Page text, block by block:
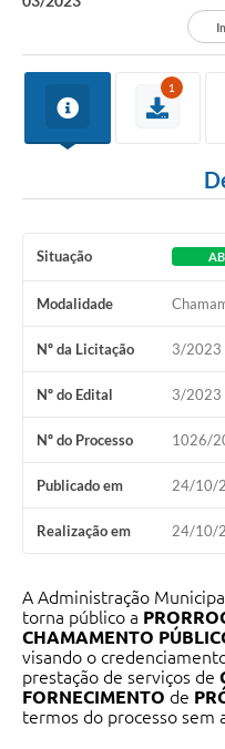
PARCEIROS
Contratos
Ouvidoria
Links
Contato
Ramais
Relação de Medicamentos
Carta de Serviços
Relatório Ouvidoria 2021
Relatório Ouvidoria 2022
Relatório Ouvidoria 2024
Galeria de Fotos
Negócios
1
Situação
Modalidade
Nº da Licitação 3/2023
Nº do Edital 3/2023
Nº do Processo 1026/
Publicado em 24/10/
Realização em 24/10/
A Administração
torna público a
CHAMAMENTO
visando o
prestação de serviços de
FORNECIMENTO de
termos do processo sem